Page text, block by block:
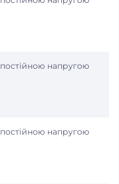
постійною напругою
постійною напругою